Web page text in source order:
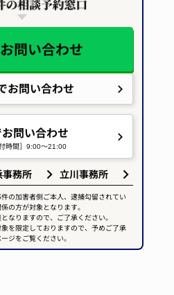
問い合わせ
付時間］9:00～21:00
お問い合わせ
お問い合わせ
事務所 立川事務所
の加害者側ご本人、逮捕勾留されてい
の方が対象となります。
なりますので、ご了承ください。
を限定しておりますので、予めご了承
ジをご覧ください。